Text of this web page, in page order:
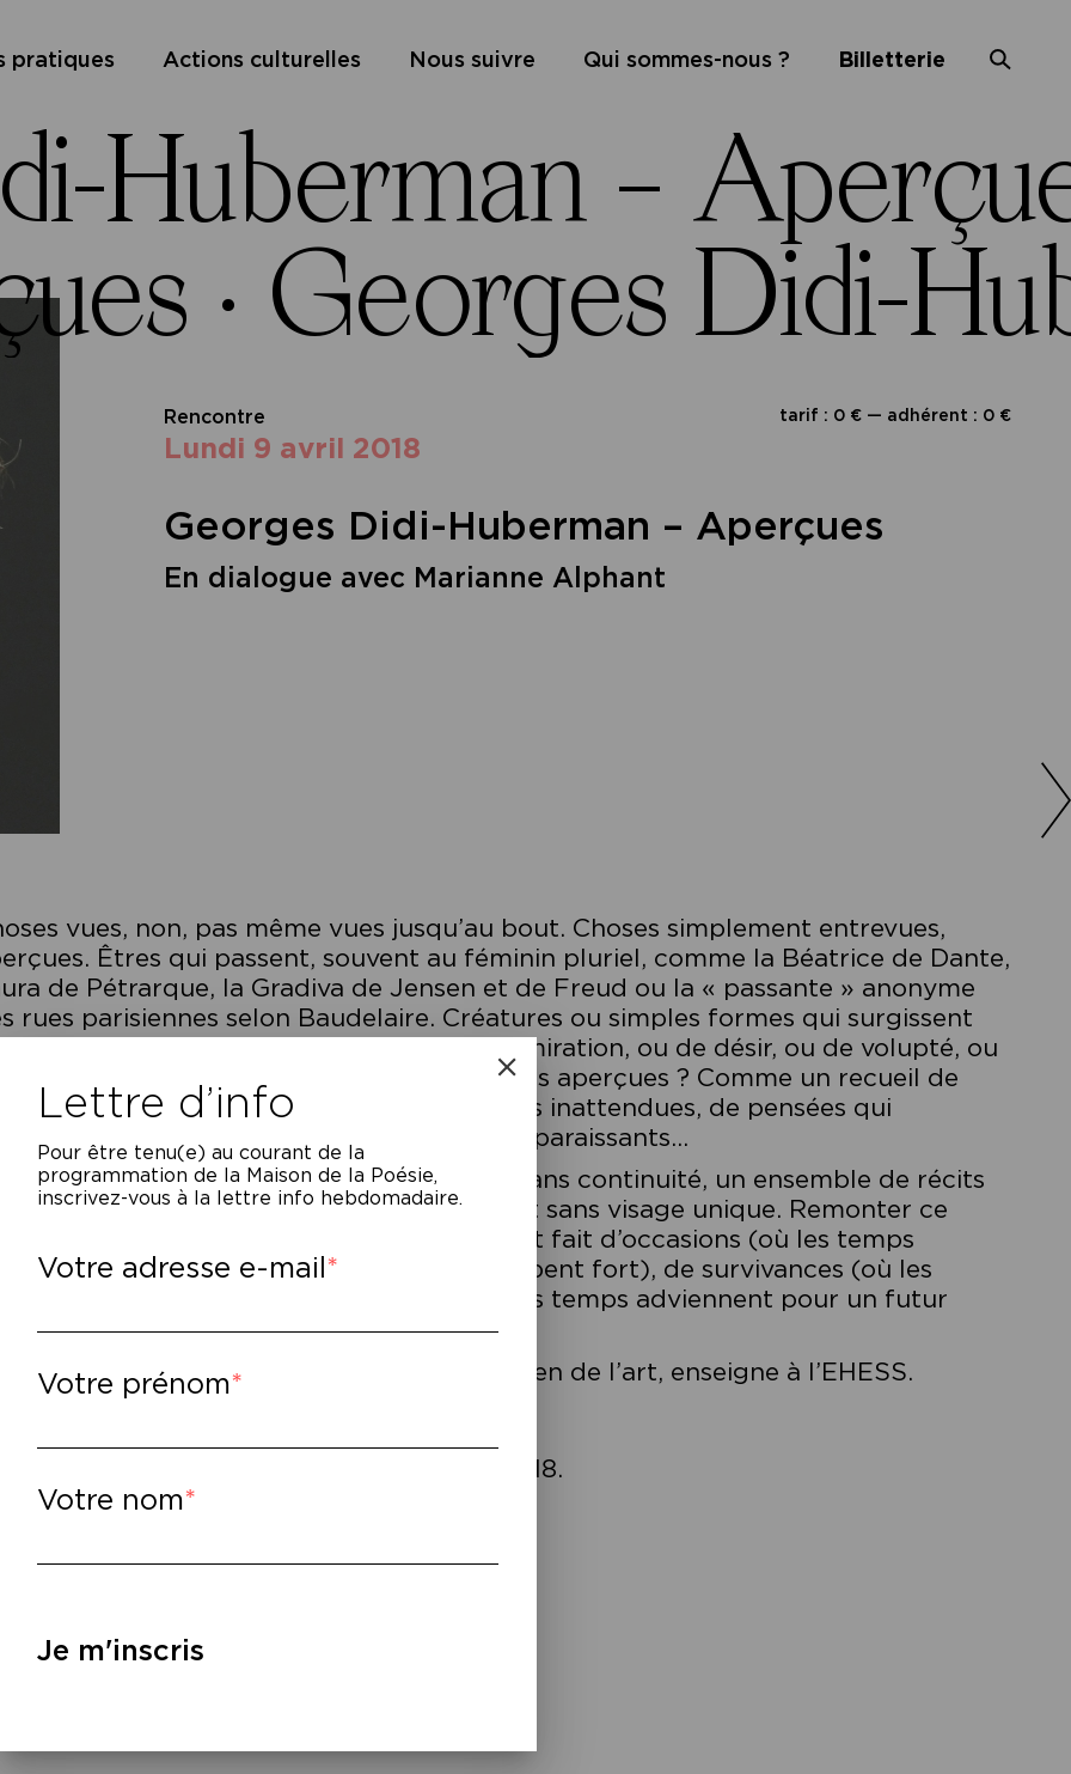
pratiques Actions culturelles Nous suivre Qui sommes-nous ? Billetterie
Huberman –
· Georges Didi-
tarif : 0 € — adhérent : 0 €
Rencontre
lundi 9 avril 2018
Georges Didi-Huberman – Aperçues
En dialogue avec Marianne Alphant
vues, non, pas même vues jusqu’au bout. Choses simplement entrevues,
Êtres qui passent, souvent au féminin pluriel, comme la Béatrice de Dante,
de Pétrarque, la Gradiva de Jensen et de Freud ou la « passante » anonyme
rues parisiennes selon Baudelaire. Créatures ou simples formes qui surgissent
qui tombent. Instants de surprise, ou d’admiration, ou de désir, ou de volupté, ou
ou de rire. Phraser le passage des aperçues ? Comme un recueil de
de visions en bribes, d’émotions inattendues, de pensées qui
devant des choses ou des êtres apparaissants…
cela devenu, sans crier gare, un journal sans continuité, un ensemble de récits
personnages bien définis, un autoportrait sans visage unique. Remonter ce
en désordre. Découvrir, alors, qu’il était fait d’occasions (où les temps
vite), de blessures (où les temps frappent fort), de survivances (où les
reviennent toujours) et de désirs (où les temps adviennent pour un futur
Didi-Huberman, philosophe et historien de l’art, enseigne à l’EHESS.
Didi-Huberman,
, Minuit, 2018.
Lettre d’info
Pour être tenu(e) au courant de la
programmation de la Maison de la Poésie,
inscrivez-vous à la lettre info hebdomadaire.
Votre adresse e-mail
Votre prénom
Votre nom
Je m'inscris